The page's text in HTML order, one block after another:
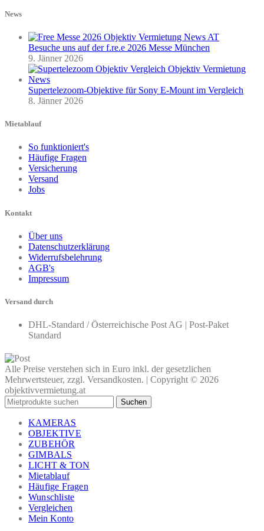
News
Besuche uns auf der f.re.e 2026 Messe München
9. Jänner 2026
Supertelezoom-Objektive für Sony E-Mount im Vergleich
8. Jänner 2026
Mietablauf
So funktioniert's
Häufige Fragen
Versicherung
Versand
Jobs
Kontakt
Über uns
Datenschutzerklärung
Widerrufsbelehrung
AGB's
Impressum
Versand durch
DHL-Standard / Österreichische Post AG | Post-Paket
Standard
Alle Preise verstehen sich in Euro inkl. der gesetzlichen
Mehrwertsteuer, zzgl. Versandkosten. | Copyright © 2026
objektivvermietung.at
Suchen
KAMERAS
OBJEKTIVE
ZUBEHÖR
GIMBALS
LICHT & TON
Mietablauf
Häufige Fragen
Wunschliste
Vergleichen
Mein Konto